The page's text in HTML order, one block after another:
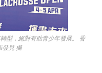
型，絕對有助青少年發展。 香
發兒 攝